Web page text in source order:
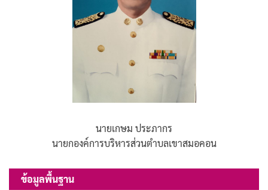
นายเกษม ประภากร
นายกองค์การบริหารส่วนตำบลเขาสมอคอน
ข้อมูลพื้นฐาน